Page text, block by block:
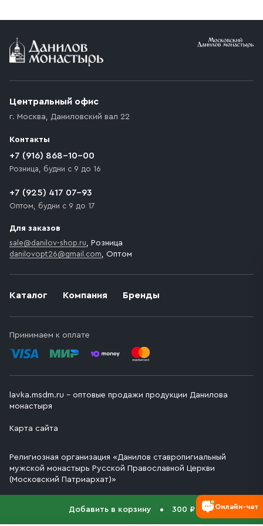
Добавить в корзину 300 ₽
Условия доставки
возникают препятствия для подъезда автомобиля,
которое максимально близко к месту запланированной
движения. Если на территории места назначения
доставки предусмотрен платный въезд, то Покупателю
необходимо компенсировать стоимость въезда
Каталог Компания Бренды
Принимаем к оплате
Центральный офис
г. Москва, Даниловский вал 22
Контакты
+7 (916) 868-10-00
Розница, будни с 9 до 16
+7 (925) 417 07-93
Оптом, будни с 9 до 17
Для заказов
sale@danilov-shop.ru, Розница
danilovopt26@gmail.com, Оптом
lavka.msdm.ru – оптовые продажи продукции Данилова
монастыря
Карта сайта
Религиозная организация «Данилов ставропигиальный
мужской монастырь Русской Православной Церкви
(Московский Патриархат)»
Онлайн-чат